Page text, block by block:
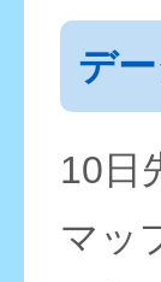
デ
10日
マッ